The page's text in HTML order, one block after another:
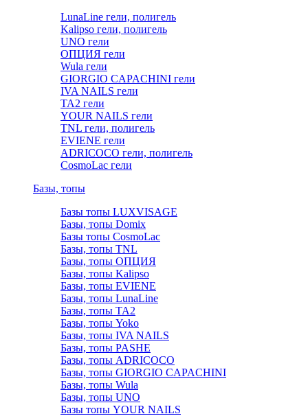
LunaLine гели, полигель
Kalipso гели, полигель
UNO гели
ОПЦИЯ гели
Wula гели
GIORGIO CAPACHINI гели
IVA NAILS гели
TA2 гели
YOUR NAILS гели
TNL гели, полигель
EVIENE гели
ADRICOCO гели, полигель
CosmoLac гели
Базы, топы
Базы топы LUXVISAGE
Базы, топы Domix
Базы топы CosmoLac
Базы, топы TNL
Базы, топы ОПЦИЯ
Базы, топы Kalipso
Базы, топы EVIENE
Базы, топы LunaLine
Базы, топы TA2
Базы, топы Yoko
Базы, топы IVA NAILS
Базы, топы PASHE
Базы, топы ADRICOCO
Базы, топы GIORGIO CAPACHINI
Базы, топы Wula
Базы, топы UNO
Базы топы YOUR NAILS